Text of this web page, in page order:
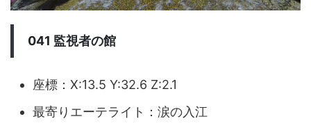
041 監視者の館
座標：X:13.5 Y:32.6 Z:2.1
最寄りエーテライト：涙の入江